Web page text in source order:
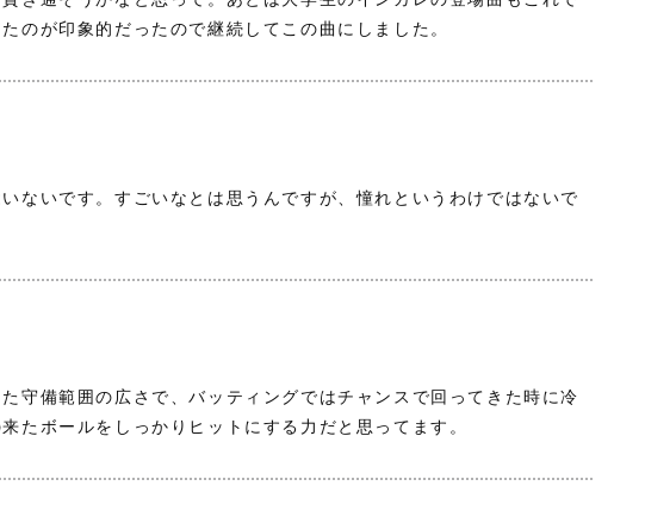
のが印象的だったので継続してこの曲にしました。
ないです。すごいなとは思うんですが、憧れというわけではないで
守備範囲の広さで、バッティングではチャンスで回ってきた時に冷
たボールをしっかりヒットにする力だと思ってます。